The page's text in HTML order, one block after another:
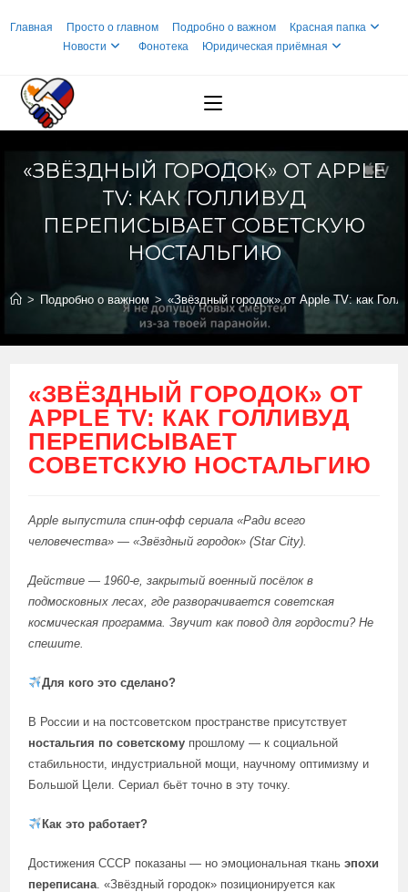
Главная Просто о главном Подробно о важном
Красная папка
Новости
Фонотека Юридическая приёмная
«ЗВЁЗДНЫЙ ГОРОДОК» ОТ APPLE
TV: КАК ГОЛЛИВУД
ПЕРЕПИСЫВАЕТ СОВЕТСКУЮ
НОСТАЛЬГИЮ
> Подробно о важном > «Звёздный городок» от Apple TV: как
«ЗВЁЗДНЫЙ ГОРОДОК» ОТ
APPLE TV: КАК ГОЛЛИВУД
ПЕРЕПИСЫВАЕТ
СОВЕТСКУЮ НОСТАЛЬГИЮ
Apple выпустила спин-офф сериала «Ради всего
человечества» — «Звёздный городок» (Star City).
Действие — 1960-е, закрытый военный посёлок в
подмосковных лесах, где разворачивается советская
космическая программа. Звучит как повод для гордости? Не
спешите.
Для кого это сделано?
В России и на постсоветском пространстве присутствует
ностальгия по советскому прошлому — к социальной
стабильности, индустриальной мощи, научному оптимизму и
Большой Цели. Сериал бьёт точно в эту точку.
Как это работает?
Достижения СССР показаны — но эмоциональная тканьэпохи
переписана. «Звёздный городок» позиционируется как